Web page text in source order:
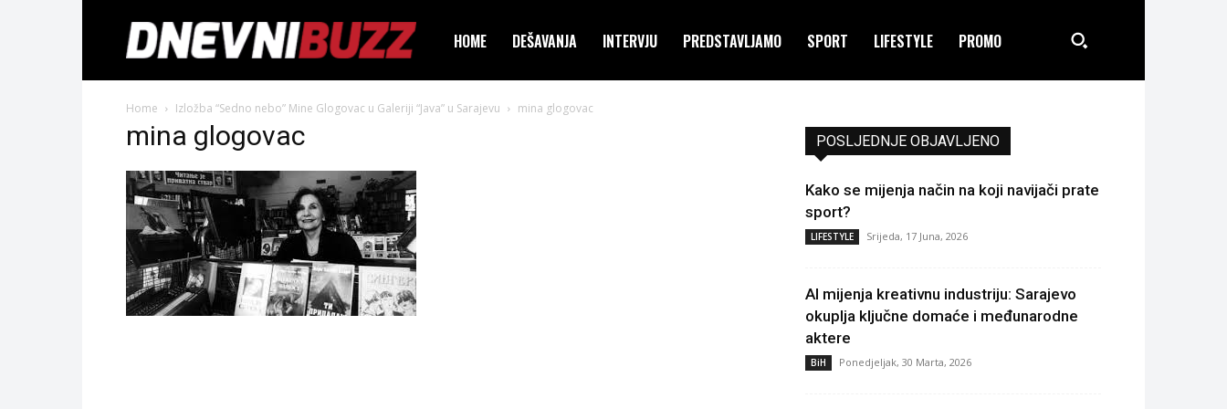
HOME DEŠAVANJA INTERVJU PREDSTAVLJAMO SPORT LIFESTYLE PROMO
Home Izložba “Sedno nebo” Mine Glogovac u Galeriji “Java” u Sarajevu mina glogovac
mina glogovac POSLJEDNJE OBJAVLJENO
Kako se mijenja način na koji navijači prate
sport?
LIFESTYLE Srijeda, 17 Juna, 2026
AI mijenja kreativnu industriju: Sarajevo
okuplja ključne domaće i međunarodne
aktere
BiH Ponedjeljak, 30 Marta, 2026